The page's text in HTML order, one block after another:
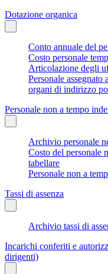
Dotazione organica
Conto annuale del
Costo personale
Articolazione degli
Personale
organi di indirizzo
Personale non a tempo
Archivio personale
Costo del personale
tabellare
Personale non a
Tassi di assenza
Archivio tassi di
Incarichi conferiti e
dirigenti)